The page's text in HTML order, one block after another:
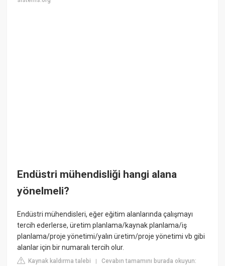
Endüstri mühendisliği hangi alana
yönelmeli?
Endüstri mühendisleri, eğer eğitim alanlarında çalışmayı
tercih ederlerse, üretim planlama/kaynak planlama/iş
planlama/proje yönetimi/yalın üretim/proje yönetimi vb gibi
alanlar için bir numaralı tercih olur.
Kaynak kaldırma talebi |Cevabın tamamını burada okuyun: